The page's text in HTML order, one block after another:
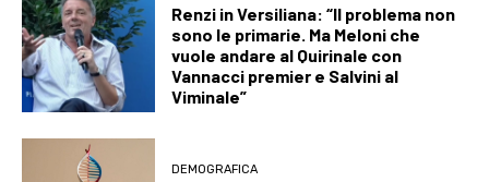
Renzi in Versiliana: “Il problema non
sono le primarie. Ma Meloni che
vuole andare al Quirinale con
Vannacci premier e Salvini al
Viminale”
DEMOGRAFICA